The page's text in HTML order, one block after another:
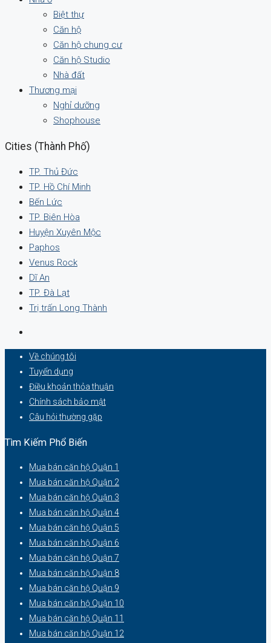
Biệt thự
Căn hộ
Căn hộ chung cư
Căn hộ Studio
Nhà đất
Thương mại
Nghỉ dưỡng
Shophouse
Cities (Thành Phố)
TP. Thủ Đức
TP. Hồ Chí Minh
Bến Lức
TP. Biên Hòa
Huyện Xuyên Mộc
Paphos
Venus Rock
Dĩ An
TP. Đà Lạt
Trị trấn Long Thành
Về chúng tôi
Tuyển dụng
Điều khoản thỏa thuận
Chính sách bảo mật
Câu hỏi thường gặp
Tìm Kiếm Phổ Biến
Mua bán căn hộ Quận 1
Mua bán căn hộ Quận 2
Mua bán căn hộ Quận 3
Mua bán căn hộ Quận 4
Mua bán căn hộ Quận 5
Mua bán căn hộ Quận 6
Mua bán căn hộ Quận 7
Mua bán căn hộ Quận 8
Mua bán căn hộ Quận 9
Mua bán căn hộ Quận 10
Mua bán căn hộ Quận 11
Mua bán căn hộ Quận 12